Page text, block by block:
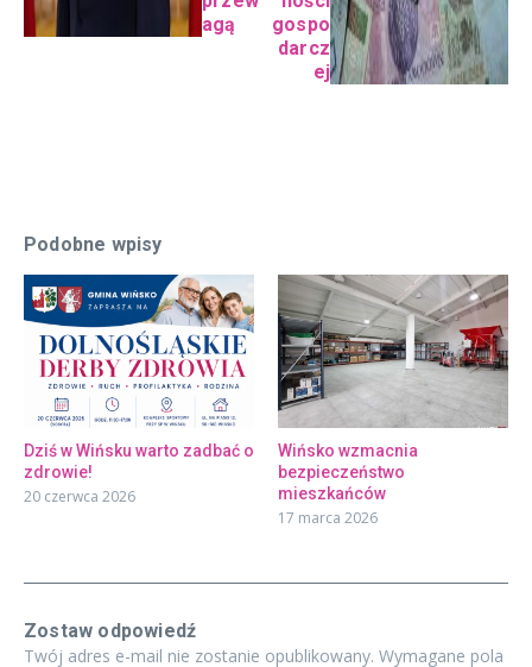
agą
gospo
darcz
ej
Podobne wpisy
Dziś w Wińsku warto zadbać o
zdrowie!
20 czerwca 2026
Wińsko wzmacnia
bezpieczeństwo
mieszkańców
17 marca 2026
Zostaw odpowiedź
Twój adres e-mail nie zostanie opublikowany. Wymagane pola